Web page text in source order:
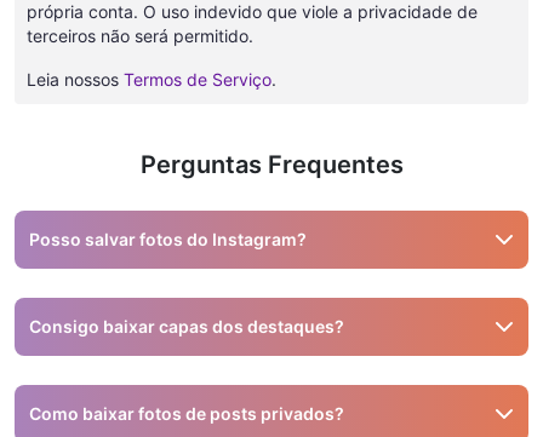
própria conta. O uso indevido que viole a privacidade de
terceiros não será permitido.
Leia nossos Termos de Serviço.
Perguntas Frequentes
Posso salvar fotos do Instagram?
Sim, você pode usar o Snapinsta para isso.
Consigo baixar capas dos destaques?
Não, apenas stories e vídeos reais são suportados.
Como baixar fotos de posts privados?